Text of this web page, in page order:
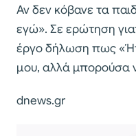
Αν δεν κόβανε τα
εγώ». Σε ερώτηση
έργο δήλωση πως
μου, αλλά μπορούσα
dnews.gr